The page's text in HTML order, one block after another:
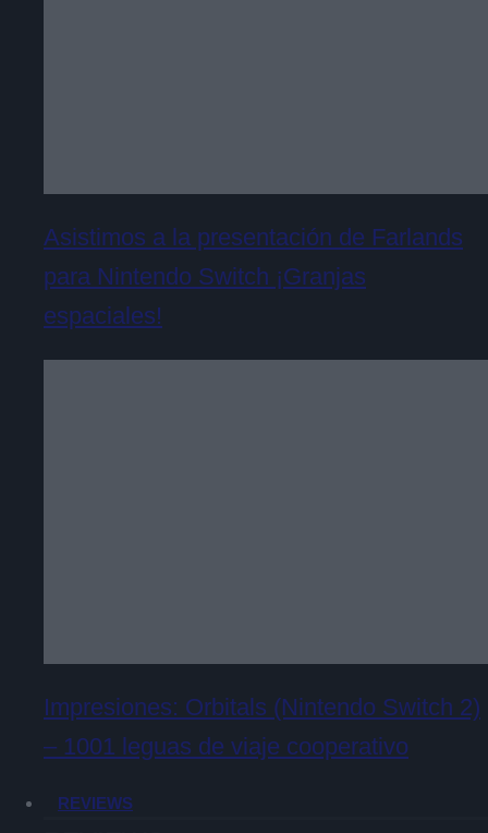
Asistimos a la presentación de Farlands
para Nintendo Switch ¡Granjas
espaciales!
Impresiones: Orbitals (Nintendo Switch 2)
– 1001 leguas de viaje cooperativo
REVIEWS